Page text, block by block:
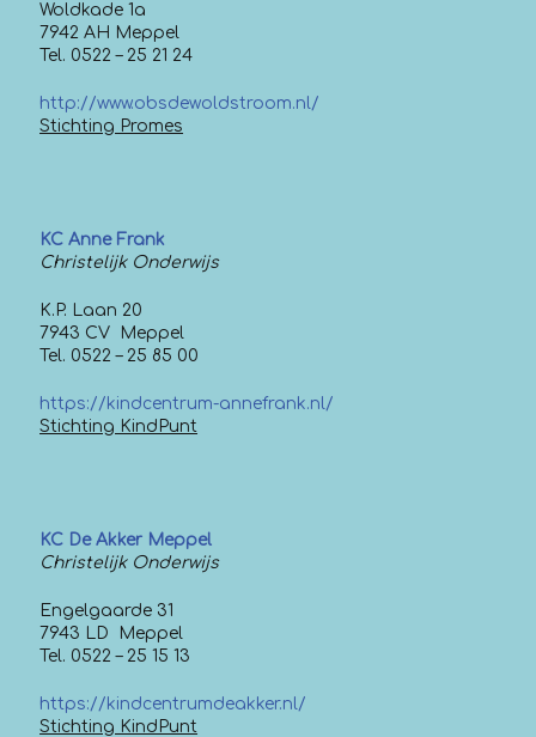
Woldkade 1a
7942 AH Meppel
Tel. 0522 – 25 21 24
http://www.obsdewoldstroom.nl/
Stichting Promes
KC Anne Frank
Christelijk Onderwijs
K.P. Laan 20
7943 CV Meppel
Tel. 0522 – 25 85 00
https://kindcentrum-annefrank.nl/
Stichting KindPunt
KC De Akker Meppel
Christelijk Onderwijs
Engelgaarde 31
7943 LD Meppel
Tel. 0522 – 25 15 13
https://kindcentrumdeakker.nl/
Stichting KindPunt